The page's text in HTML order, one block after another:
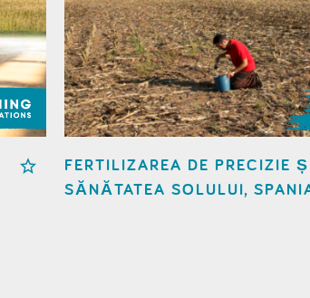
FERTILIZAREA DE PRECIZIE
SĂNĂTATEA SOLULUI,